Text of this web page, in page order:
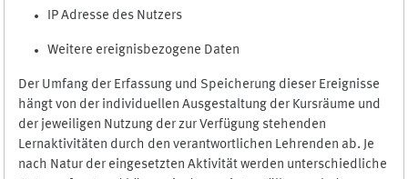
IP Adresse des Nutzers
Weitere ereignisbezogene Daten
Der Umfang der Erfassung und Speicherung dieser Ereignisse
hängt von der individuellen Ausgestaltung der Kursräume und
der jeweiligen Nutzung der zur Verfügung stehenden
Lernaktivitäten durch den verantwortlichen Lehrenden ab. Je
nach Natur der eingesetzten Aktivität werden unterschiedliche